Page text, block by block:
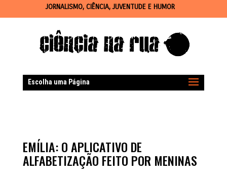
JORNALISMO, CIÊNCIA, JUVENTUDE E HUMOR
Escolha uma Página
EMÍLIA: O APLICATIVO DE
ALFABETIZAÇÃO FEITO POR MENINAS